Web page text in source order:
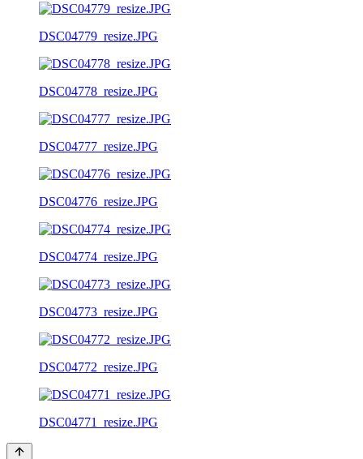
DSC04779_resize.JPG
DSC04778_resize.JPG
DSC04777_resize.JPG
DSC04776_resize.JPG
DSC04774_resize.JPG
DSC04773_resize.JPG
DSC04772_resize.JPG
DSC04771_resize.JPG